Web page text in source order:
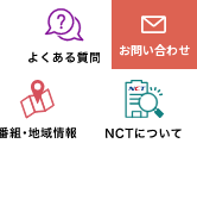
お問い合わせ